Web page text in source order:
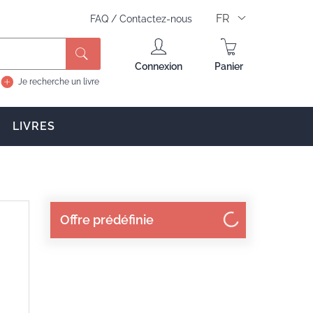
FAQ / Contactez-nous FR
Je recherche un livre
Connexion Panier
LIVRES
Offre prédéfinie